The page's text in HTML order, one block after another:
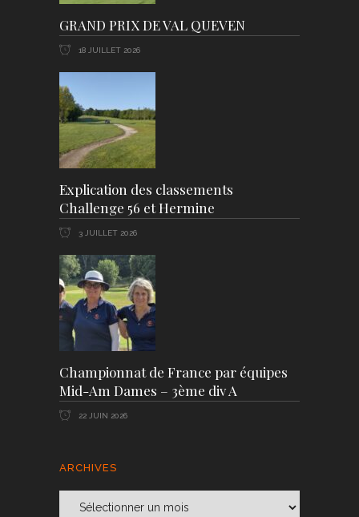
GRAND PRIX DE VAL QUEVEN
18 JUILLET 2026
Explication des classements
Challenge 56 et Hermine
3 JUILLET 2026
Championnat de France par équipes
Mid-Am Dames – 3ème div A
22 JUIN 2026
ARCHIVES
Archives